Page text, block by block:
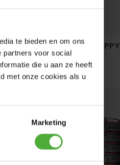
te bieden en om ons
partners voor social
die u aan ze heeft
met onze cookies als u
Marketing
LIGHT BUZZY REPPY
(1)
inden for 1-4 hverdage